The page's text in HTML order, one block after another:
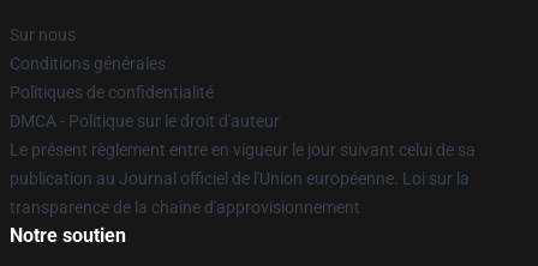
Sur nous
Conditions générales
Politiques de confidentialité
DMCA - Politique sur le droit d'auteur
Le présent règlement entre en vigueur le jour suivant celui de sa
publication au Journal officiel de l'Union européenne. Loi sur la
transparence de la chaîne d'approvisionnement
Notre soutien